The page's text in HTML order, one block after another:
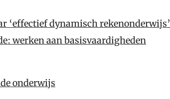
‘effectief dynamisch rekenonderwijs’
werken aan basisvaardigheden
onderwijs